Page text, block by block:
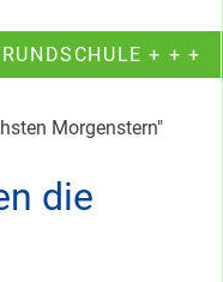
+ + +
Morgenstern"
die